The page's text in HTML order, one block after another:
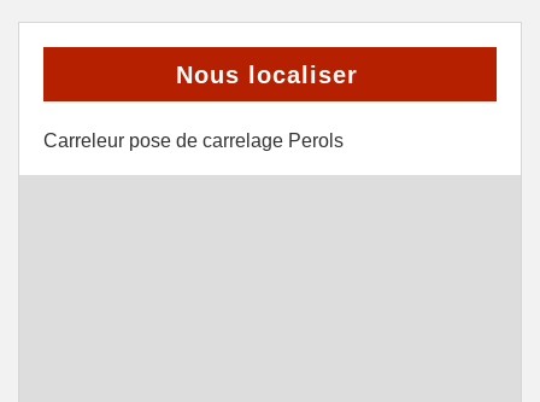
Nous localiser
Carreleur pose de carrelage Perols